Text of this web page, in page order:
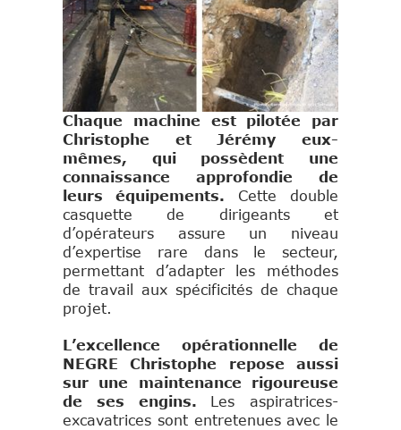
Chaque machine est pilotée par
Christophe et Jérémy eux-
mêmes, qui possèdent une
connaissance approfondie de
leurs équipements. Cette double
casquette de dirigeants et
d’opérateurs assure un niveau
d’expertise rare dans le secteur,
permettant d’adapter les méthodes
de travail aux spécificités de chaque
projet.
L’excellence opérationnelle de
NEGRE Christophe repose aussi
sur une maintenance rigoureuse
de ses engins. Les aspiratrices-
excavatrices sont entretenues avec le